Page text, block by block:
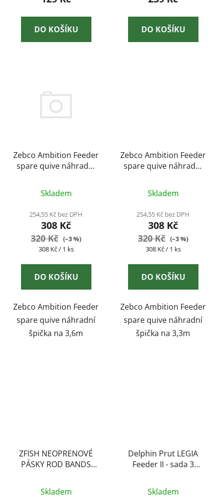
DO KOŠÍKU DO KOŠÍKU
Zebco Ambition Feeder
spare quive náhradní
Skladem
254,55 Kč bez DPH
308 Kč
320 Kč (–3 %)
Měrná
308 Kč / 1 ks
DO KOŠÍKU
Zebco Ambition Feeder
spare quive náhradní
špička na 3,6m
Zebco Ambition Feeder
spare quive náhradní
Skladem
254,55 Kč bez DPH
308 Kč
320 Kč (–3 %)
Měrná
308 Kč / 1 ks
DO KOŠÍKU
Zebco Ambition Feeder
spare quive náhradní
špička na 3,3m
ZFISH NEOPRENOVÉ
PÁSKY ROD BANDS
Skladem
Delphin Prut LEGIA
Feeder II - sada 3
Skladem